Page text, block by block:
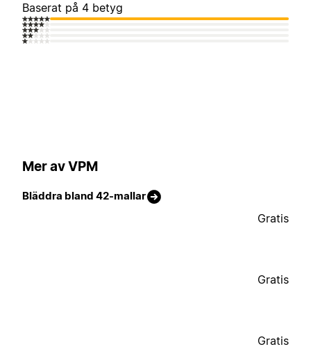
Baserat på 4 betyg
Mer av VPM
Bläddra bland 42-mallar
Gratis
Gratis
Gratis